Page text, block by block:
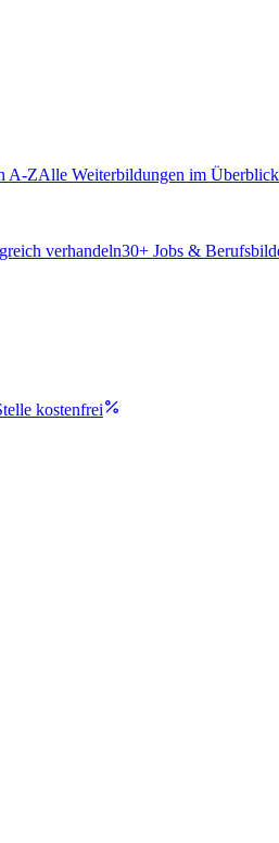
A-ZAlle Weiterbildungen im Überblick
verhandeln30+ Jobs &
kostenfrei